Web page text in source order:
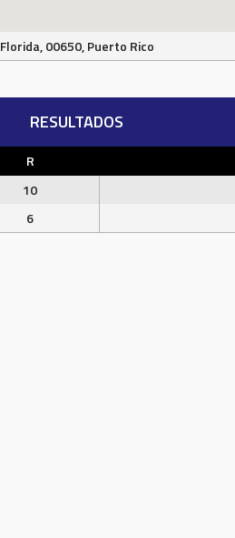
Florida, 00650, Puerto Rico
RESULTADOS
R
10
6